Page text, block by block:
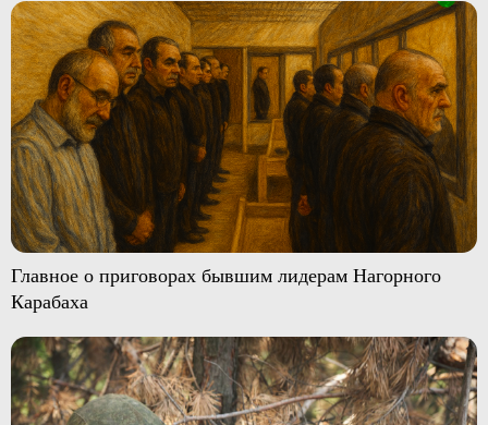
Главное о приговорах бывшим лидерам Нагорного
Карабаха